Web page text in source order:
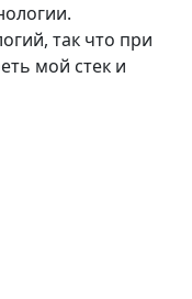
так что при
мой стек и